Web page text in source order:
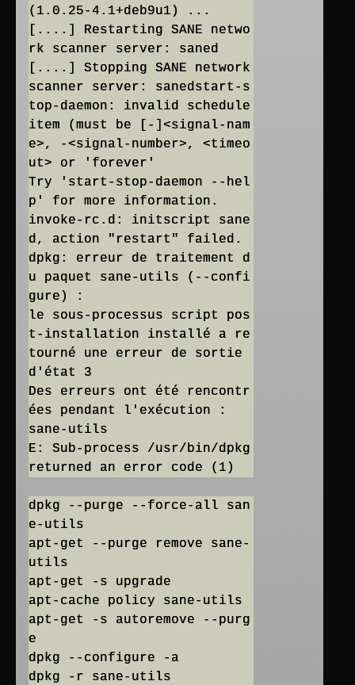
(1.0.25-4.1+deb9u1) ...
[....] Restarting SANE netwo
rk scanner server: saned
[....] Stopping SANE network
scanner server: sanedstart-s
top-daemon: invalid schedule
item (must be [-]<signal-nam
e>, -<signal-number>, <timeo
ut> or 'forever'
Try 'start-stop-daemon --hel
p' for more information.
invoke-rc.d: initscript sane
d, action "restart" failed.
dpkg: erreur de traitement d
u paquet sane-utils (--confi
gure) :
le sous-processus script pos
t-installation installé a re
tourné une erreur de sortie
d'état 3
Des erreurs ont été rencontr
ées pendant l'exécution :
sane-utils
E: Sub-process /usr/bin/dpkg
dpkg --purge --force-all san
e-utils
apt-get --purge remove sane-
utils
apt-get -s upgrade
apt-cache policy sane-utils
apt-get -s autoremove --purg
e
dpkg --configure -a
dpkg -r sane-utils